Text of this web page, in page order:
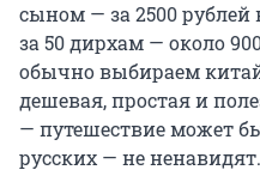
сыном — за 2500
за 50 дирхам — около
обычно выбираем
дешевая, простая и
— путешествие может
русских — не ненавидят.